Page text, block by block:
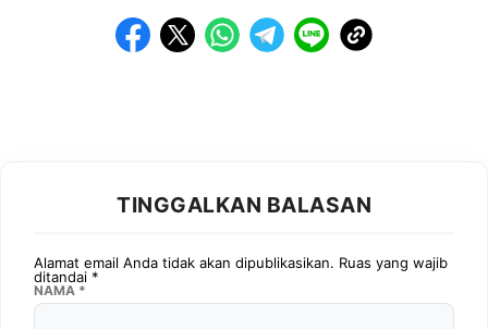
TINGGALKAN BALASAN
Alamat email Anda tidak akan dipublikasikan. Ruas yang wajib
ditandai *
NAMA *